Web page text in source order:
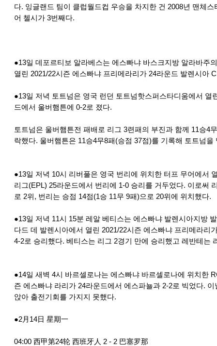
다. 잉글랜드 팀이 클럽월드컵 우승을 차지한 건 2008년 맨체
어 첼시가 3번째다.
●13일 데포르티보 알라베스는 에스빠냐 바스크지방 알라바주
열린 2021/22시즌 에스빠냐 프리메라리가 24라운드 발렌시아
●13일 저녁 토트넘은 영국 런던 토트넘핫스퍼스타디움에서 열
드에서 울버햄튼에 0-2로 졌다.
토트넘은 울버햄튼전 패배로 리그 3련패의 부진과 함께 11승4
락했다. 울버햄튼은 11승4무8패(승점 37점)를 기록해 토트넘을
●13일 저녁 10시 리버풀은 영국 번리에 위치한 터프 무어에서
리그(EPL) 25라운드에서 번리에 1-0 승리를 거두었다. 이로써
로 2위, 번리는 승점 14점(1승 11무 9패)으로 20위에 위치했다.
●13일 저녁 11시 15분 레알 베티스는 에스빠냐 발렌시아지방
다드 데 발렌시아에서 열린 2021/22시즌 에스빠냐 프리메라리
4-2로 승리했다. 베티스는 리그 2경기 만에 승리했고 레반테는
●14일 새벽 4시 바르셀로나는 에스빠냐 바르셀로나에 위치한
즌 에스빠냐 라리가 24라운드에서 에스파뇰과 2-2로 빅었다.
앉아 출전기회를 가지지 못했다.
●2月14日 星期一
04:00 西甲第24轮 西班牙人 2 - 2 巴塞罗那